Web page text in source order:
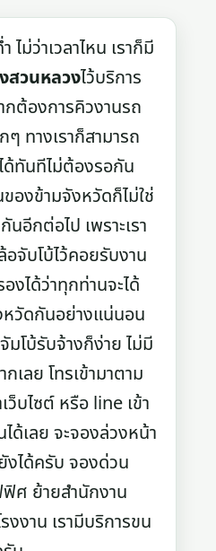
ม่ว่าเวลาไหน เราก็มี
สวนหลวงไว้บริการ
ต้องการคิวงานรถ
ทางเราก็สามารถ
ด้ทันทีไม่ต้องรอกัน
องข้ามจังหวัดก็ไม่ใช่
อีกต่อไป เพราะเรา
จับโบ้ไว้คอยรับงาน
งได้ว่าทุกท่านจะได้
วัดกันอย่างแน่นอน
โบ้รับจ้างก็ง่าย ไม่มี
เลย โทรเข้ามาตาม
ว็บไซต์ หรือ line เข้า
ด้เลย จะจองล่วงหน้า
ได้ครับ จองด่วน
ศ ย้ายสำนักงาน
งงาน เรามีบริการขน